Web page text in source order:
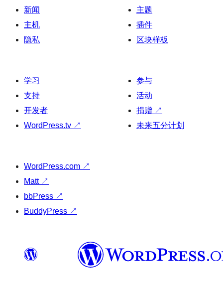
新闻
主机
隐私
主题
插件
区块样板
学习
支持
开发者
WordPress.tv ↗
参与
活动
捐赠 ↗
未来五分计划
WordPress.com ↗
Matt ↗
bbPress ↗
BuddyPress ↗